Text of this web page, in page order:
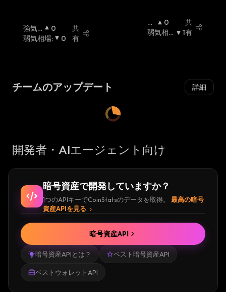
強気
相場:
0
弱気相場: 0
共
有
強
気
0
弱気相
1
共
有
チームのアップデート 詳細
開発者・AIエージェント向け
暗号資産で開発していますか？
1つのAPIキーでCoinStatsのデータを取得。
最高の暗号
資産APIを見る
暗号資産APIとは？ ベスト暗号資産API
ベストウォレットAPI
暗号資産API